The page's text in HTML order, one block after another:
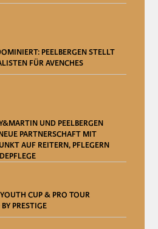
PEELBERGEN STELLT
FÜR AVENCHES
UND PEELBERGEN
PARTNERSCHAFT MIT
AUF REITERN, PFLEGERN
CUP & PRO TOUR
PRESTIGE